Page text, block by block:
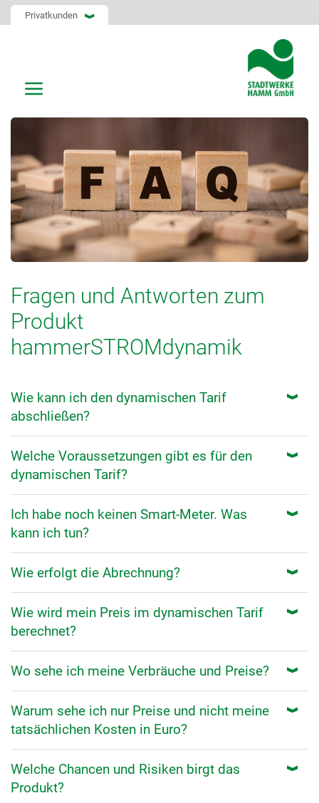
Privatkunden
Fragen und Antworten zum
Produkt
hammerSTROMdynamik
Wie kann ich den dynamischen Tarif
abschließen?
Welche Voraussetzungen gibt es für den
dynamischen Tarif?
Ich habe noch keinen Smart-Meter. Was
kann ich tun?
Wie erfolgt die Abrechnung?
Wie wird mein Preis im dynamischen Tarif
berechnet?
Wo sehe ich meine Verbräuche und Preise?
Warum sehe ich nur Preise und nicht meine
tatsächlichen Kosten in Euro?
Welche Chancen und Risiken birgt das
Produkt?